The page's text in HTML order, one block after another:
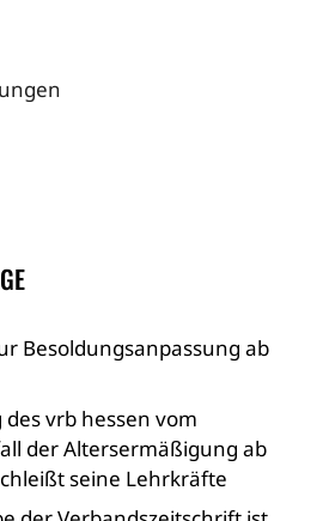
Besoldungsanpassung ab
vrb hessen vom
der Altersermäßigung ab
seine Lehrkräfte